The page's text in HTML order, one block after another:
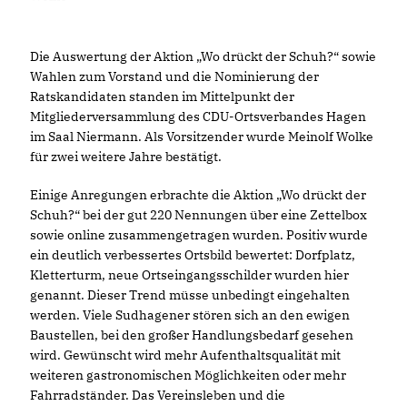
Die Auswertung der Aktion „Wo drückt der Schuh?“ sowie
Wahlen zum Vorstand und die Nominierung der
Ratskandidaten standen im Mittelpunkt der
Mitgliederversammlung des CDU-Ortsverbandes Hagen
im Saal Niermann. Als Vorsitzender wurde Meinolf Wolke
für zwei weitere Jahre bestätigt.
Einige Anregungen erbrachte die Aktion „Wo drückt der
Schuh?“ bei der gut 220 Nennungen über eine Zettelbox
sowie online zusammengetragen wurden. Positiv wurde
ein deutlich verbessertes Ortsbild bewertet: Dorfplatz,
Kletterturm, neue Ortseingangsschilder wurden hier
genannt. Dieser Trend müsse unbedingt eingehalten
werden. Viele Sudhagener stören sich an den ewigen
Baustellen, bei den großer Handlungsbedarf gesehen
wird. Gewünscht wird mehr Aufenthaltsqualität mit
weiteren gastronomischen Möglichkeiten oder mehr
Fahrradständer. Das Vereinsleben und die